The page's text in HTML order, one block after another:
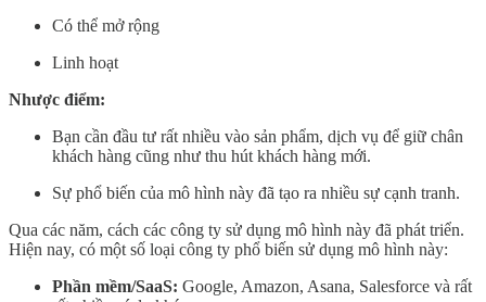
Có thể mở rộng
Linh hoạt
Nhược điểm:
Bạn cần đầu tư rất nhiều vào sản phẩm, dịch vụ để giữ chân
khách hàng cũng như thu hút khách hàng mới.
Sự phổ biến của mô hình này đã tạo ra nhiều sự cạnh tranh.
Qua các năm, cách các công ty sử dụng mô hình này đã phát triển.
Hiện nay, có một số loại công ty phổ biến sử dụng mô hình này:
Phần mềm/SaaS: Google, Amazon, Asana, Salesforce và rất